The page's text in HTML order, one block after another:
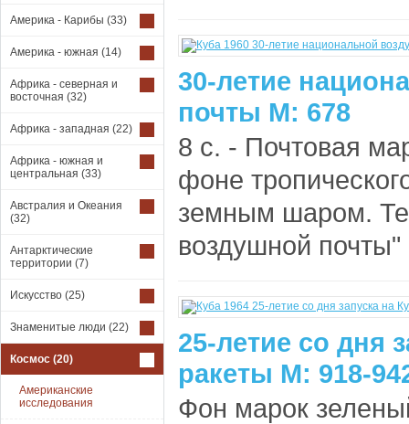
Америка - Карибы (33)
Америка - южная (14)
Африка - северная и
восточная (32)
Африка - западная (22)
Африка - южная и
центральная (33)
Австралия и Океания
(32)
Антарктические
территории (7)
Искусство (25)
Знаменитые люди (22)
Космос (20)
Американские
исследования
30-летие
почты М: 678
8 с. - Почтовая
фоне
земным шаром.
воздушной почты"
25-летие со дня
ракеты М: 918-
Фон марок